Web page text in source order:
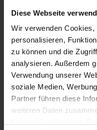
Diese Webseite
Wir verwenden
personalisieren,
zu können und die
analysieren. Außerdem
Verwendung unserer
soziale Medien,
Partner führen diese
weiteren Daten
<
8 –
>